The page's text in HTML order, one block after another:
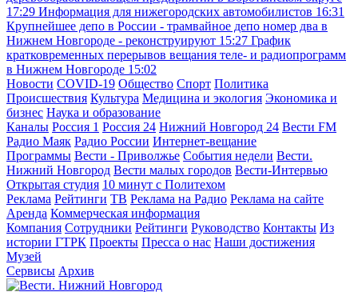
17:29 Информация для нижегородских автомобилистов 16:31
Крупнейшее депо в России - трамвайное депо номер два в
Нижнем Новгороде - реконструируют 15:27 График
кратковременных перерывов вещания теле- и радиопрограмм
в Нижнем Новгороде 15:02
Новости COVID-19 Общество Спорт Политика
Происшествия Культура Медицина и экология Экономика и
бизнес Наука и образование
Каналы Россия 1 Россия 24 Нижний Новгород 24 Вести FM
Радио Маяк Радио России Интернет-вещание
Программы Вести - Приволжье События недели Вести.
Нижний Новгород Вести малых городов Вести-Интервью
Открытая студия 10 минут с Политехом
Реклама Рейтинги ТВ Реклама на Радио Реклама на сайте
Аренда Коммерческая информация
Компания Сотрудники Рейтинги Руководство Контакты Из
истории ГТРК Проекты Пресса о нас Наши достижения
Музей
Сервисы Архив